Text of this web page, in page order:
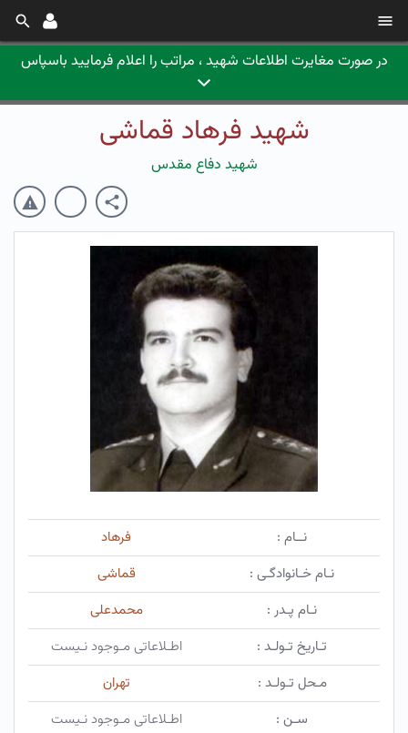
در صورت مغایرت اطلاعات شهید ، مراتب را اعلام فرمایید باسپاس
شهید فرهاد قماشی
شهید دفاع مقدس
نــام :
فرهاد
نـام خـانوادگـی :
قماشی
نـام پـدر :
محمدعلی
تـاریخ تـولـد :
اطـلاعاتی مـوجود نـیست
مـحل تـولـد :
تهران
سـن :
اطـلاعاتی مـوجود نـیست